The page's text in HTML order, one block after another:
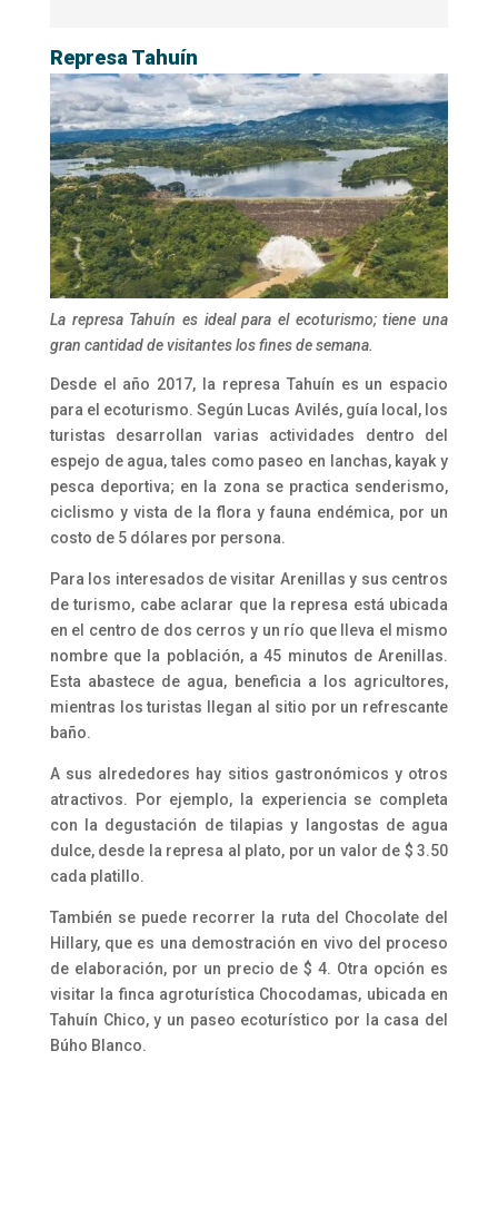
Represa Tahuín
La represa Tahuín es ideal para el ecoturismo; tiene una
gran cantidad de visitantes los fines de semana.
Desde el año 2017, la represa Tahuín es un espacio
para el ecoturismo. Según Lucas Avilés, guía local, los
turistas desarrollan varias actividades dentro del
espejo de agua, tales como paseo en lanchas, kayak y
pesca deportiva; en la zona se practica senderismo,
ciclismo y vista de la flora y fauna endémica, por un
costo de 5 dólares por persona.
Para los interesados de visitar Arenillas y sus centros
de turismo, cabe aclarar que la represa está ubicada
en el centro de dos cerros y un río que lleva el mismo
nombre que la población, a 45 minutos de Arenillas.
Esta abastece de agua, beneficia a los agricultores,
mientras los turistas llegan al sitio por un refrescante
baño.
A sus alrededores hay sitios gastronómicos y otros
atractivos. Por ejemplo, la experiencia se completa
con la degustación de tilapias y langostas de agua
dulce, desde la represa al plato, por un valor de $ 3.50
cada platillo.
También se puede recorrer la ruta del Chocolate del
Hillary, que es una demostración en vivo del proceso
de elaboración, por un precio de $ 4. Otra opción es
visitar la finca agroturística Chocodamas, ubicada en
Tahuín Chico, y un paseo ecoturístico por la casa del
Búho Blanco.